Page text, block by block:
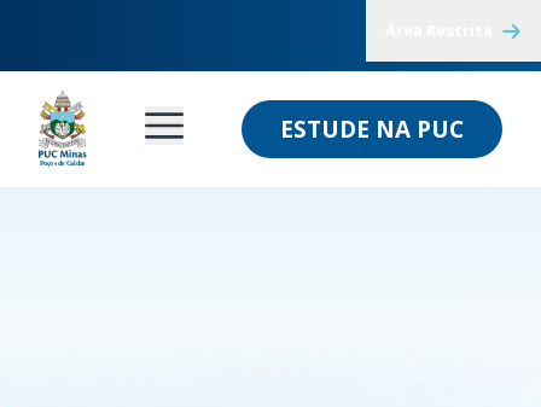
ESTUDE NA PUC